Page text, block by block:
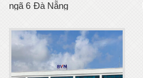
ngã 6 Đà Nẵng